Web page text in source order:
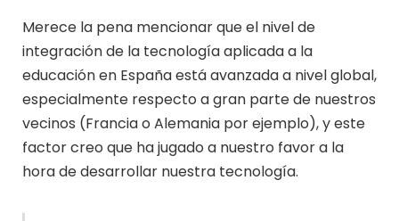
Merece la pena mencionar que el nivel de
integración de la tecnología aplicada a la
educación en España está avanzada a nivel global,
especialmente respecto a gran parte de nuestros
vecinos (Francia o Alemania por ejemplo), y este
factor creo que ha jugado a nuestro favor a la
hora de desarrollar nuestra tecnología.